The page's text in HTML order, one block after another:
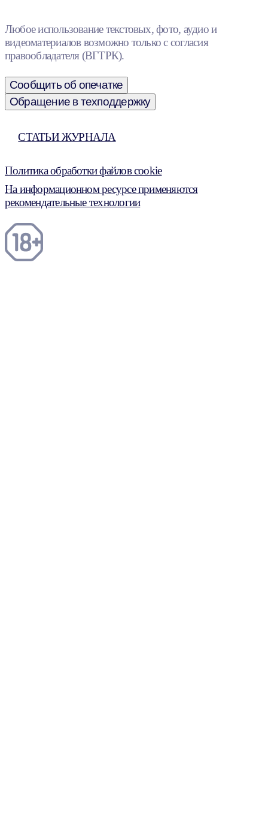
Любое использование текстовых, фото, аудио и
видеоматериалов возможно только с согласия
правообладателя (ВГТРК).
Сообщить об опечатке
Обращение в техподдержку
СТАТЬИ ЖУРНАЛА
Политика обработки файлов cookie
На информационном ресурсе применяются
рекомендательные технологии